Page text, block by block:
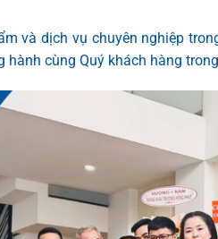
và dịch vụ chuyên nghiệp
cùng Quý khách hàng